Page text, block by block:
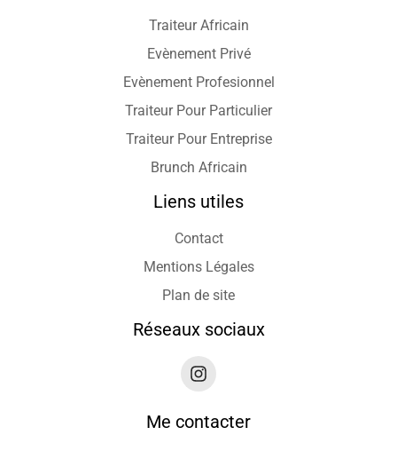
Traiteur Africain
Evènement Privé
Evènement Profesionnel
Traiteur Pour Particulier
Traiteur Pour Entreprise
Brunch Africain
Liens utiles
Contact
Mentions Légales
Plan de site
Réseaux sociaux
Me contacter